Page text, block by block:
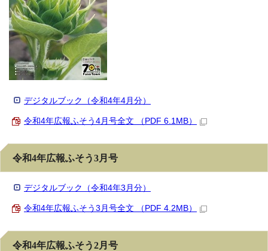
デジタルブック（令和4年4月分）
令和4年広報ふそう4月号全文 （PDF 6.1MB）
令和4年広報ふそう3月号
デジタルブック（令和4年3月分）
令和4年広報ふそう3月号全文 （PDF 4.2MB）
令和4年広報ふそう2月号